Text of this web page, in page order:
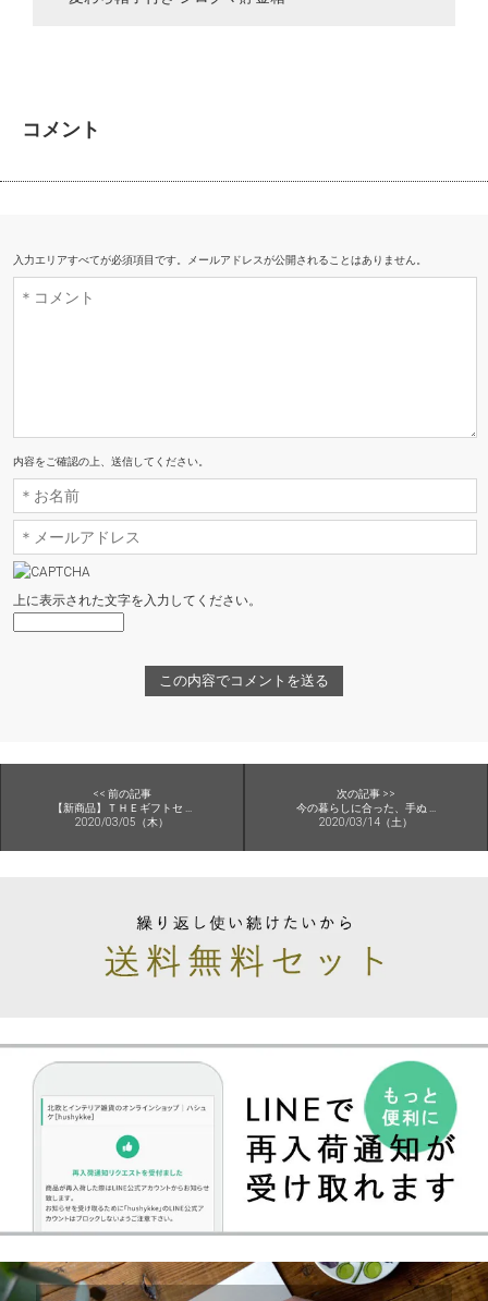
コメント
入力エリアすべてが必須項目です。メールアドレスが公開されることはありません。
内容をご確認の上、送信してください。
上に表示された文字を入力してください。
<< 前の記事
【新商品】ＴＨＥギフトセ ...
2020/03/05（木）
次の記事 >>
今の暮らしに合った、手ぬ ...
2020/03/14（土）